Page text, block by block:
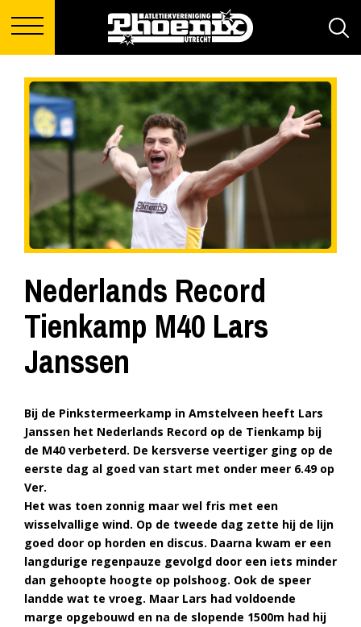
Nederlands Record
Tienkamp M40 Lars
Janssen
Bij de Pinkstermeerkamp in Amstelveen heeft Lars
Janssen het Nederlands Record op de Tienkamp bij
de M40 verbeterd. De kersverse veertiger ging op de
eerste dag al goed van start met onder meer 6.49 op
Ver.
Het was toen zonnig maar wel fris met een
wisselvallige wind. Op de tweede dag zette hij de lijn
goed door op horden en discus. Daarna kwam er een
langdurige regenpauze gevolgd door een iets minder
dan gehoopte hoogte op polshoog. Ook de speer
landde wat te vroeg. Maar Lars had voldoende
marge opgebouwd en na de slopende 1500m had hij